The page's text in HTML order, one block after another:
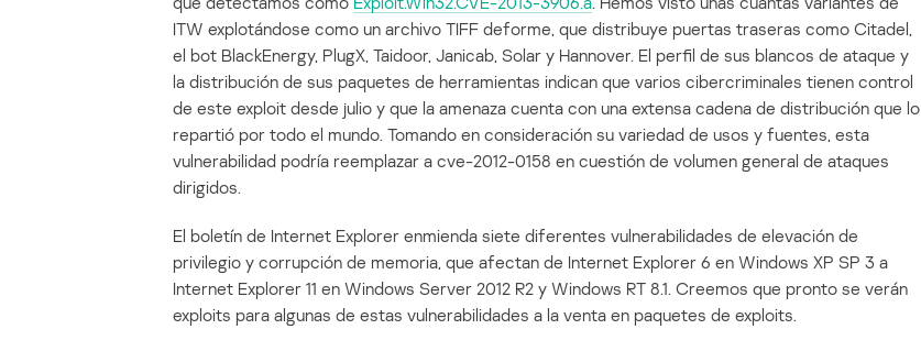
ITW explotándose como un archivo TIFF deforme, que distribuye puertas traseras como Citadel,
el bot BlackEnergy, PlugX, Taidoor, Janicab, Solar y Hannover. El perfil de sus blancos de ataque y
la distribución de sus paquetes de herramientas indican que varios cibercriminales tienen control
de este exploit desde julio y que la amenaza cuenta con una extensa cadena de distribución que lo
repartió por todo el mundo. Tomando en consideración su variedad de usos y fuentes, esta
vulnerabilidad podría reemplazar a cve-2012-0158 en cuestión de volumen general de ataques
dirigidos.
El boletín de Internet Explorer enmienda siete diferentes vulnerabilidades de elevación de
privilegio y corrupción de memoria, que afectan de Internet Explorer 6 en Windows XP SP 3 a
Internet Explorer 11 en Windows Server 2012 R2 y Windows RT 8.1. Creemos que pronto se verán
exploits para algunas de estas vulnerabilidades a la venta en paquetes de exploits.